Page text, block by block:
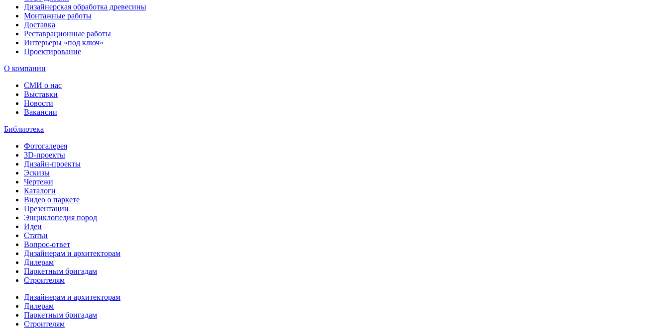
Дизайнерская обработка древесины
Монтажные работы
Доставка
Реставрационные работы
Интерьеры «под ключ»
Проектирование
О компании
СМИ о нас
Выставки
Новости
Вакансии
Библиотека
Фотогалерея
3D-проекты
Дизайн-проекты
Эскизы
Чертежи
Каталоги
Видео о паркете
Презентации
Энциклопедия пород
Идеи
Статьи
Вопрос-ответ
Дизайнерам и архитекторам
Дилерам
Паркетным бригадам
Строителям
Дизайнерам и архитекторам
Дилерам
Паркетным бригадам
Строителям